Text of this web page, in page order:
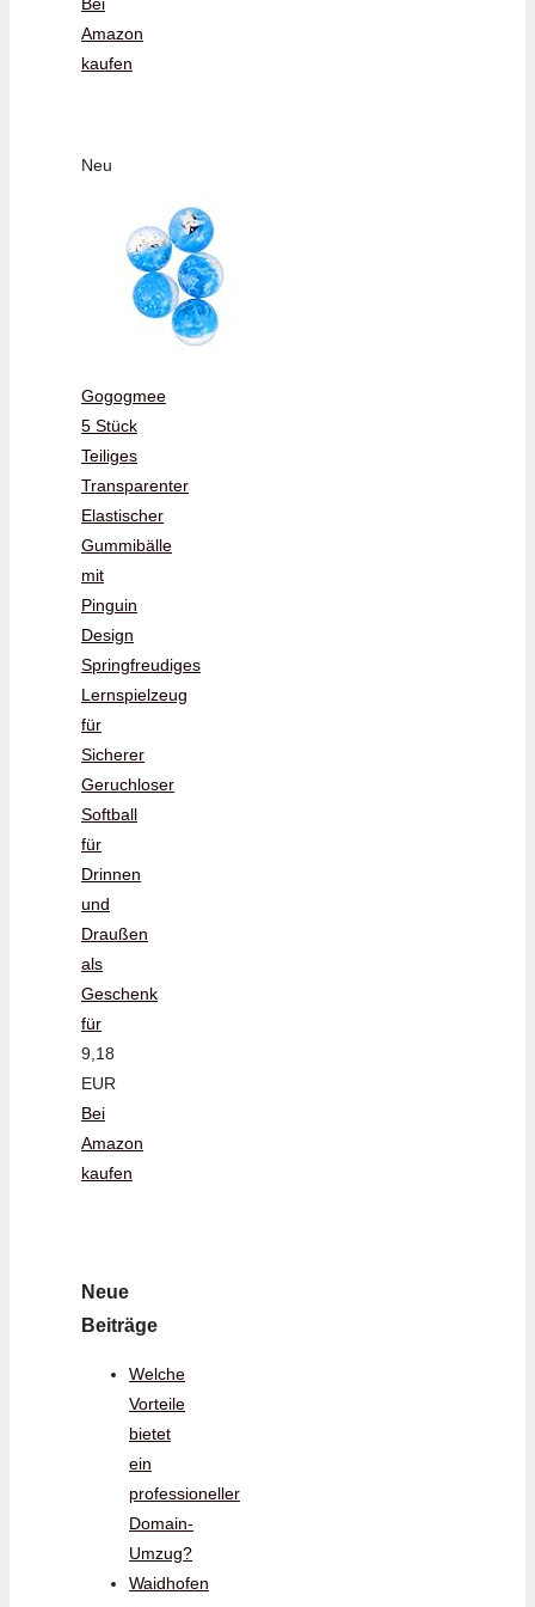
Amazon
kaufen
Neu
Gogogmee
5 Stück
Teiliges
Transparenter
Elastischer
Gummibälle
mit
Pinguin
Design
Springfreudiges
Lernspielzeug
für
Sicherer
Geruchloser
Softball
für
Drinnen
und
Draußen
als
Geschenk
für
9,18
EUR
Bei
Amazon
kaufen
Neue
Beiträge
Welche
Vorteile
bietet
ein
professioneller
Domain-
Umzug?
Waidhofen